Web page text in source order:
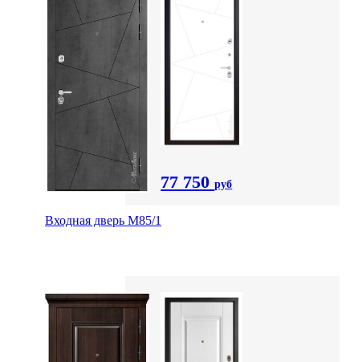
77 750руб
Входная дверь М85/1